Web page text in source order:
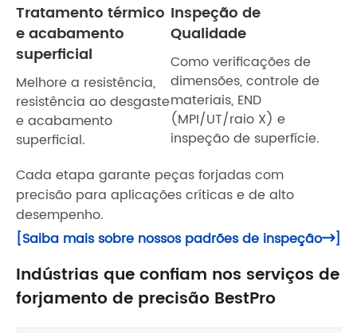
Tratamento térmico
e acabamento
superficial
Melhore a resistência,
resistência ao desgaste
e acabamento
superficial.
Inspeção de
Qualidade
Como verificações de
dimensões, controle de
materiais, END
(MPI/UT/raio X) e
inspeção de superfície.
Cada etapa garante peças forjadas com
precisão para aplicações críticas e de alto
desempenho.
[Saiba mais sobre nossos padrões de inspeção]
Indústrias que confiam nos serviços de
forjamento de precisão BestPro